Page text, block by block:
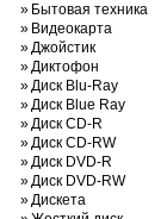
» Бытовая техника
» Видеокарта
»Джойстик
»Диктофон
»Диск Blu-Ray
»Диск Blue Ray
»Диск CD-R
»Диск CD-RW
»Диск DVD-R
»Диск DVD-RW
»Дискета